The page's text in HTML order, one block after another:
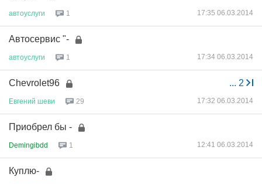
автоуслуги 1 17:35 06.03.2014
Автосервис "-
автоуслуги 1 17:34 06.03.2014
... 2
Chevrolet96
Евгений шеви 29 17:32 06.03.2014
Приобрел бы -
Demingibdd 1 12:41 06.03.2014
Куплю-